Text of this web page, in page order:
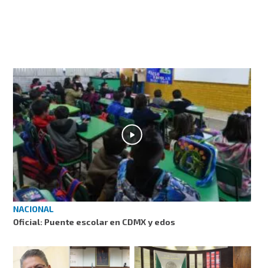
NACIONAL
Oficial: Puente escolar en CDMX y edos